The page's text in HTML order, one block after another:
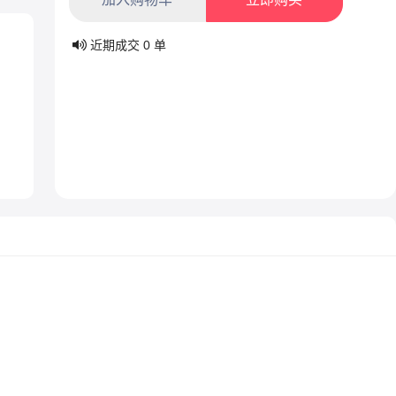
近期成交 0单